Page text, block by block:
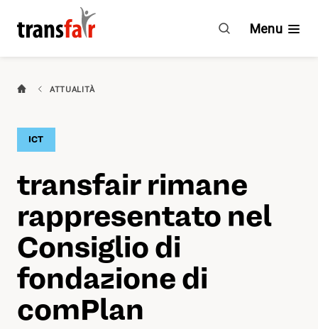
rimane
nel
comPlan
Attualità
Agenda
Categorie
Impegno
Chi è transfair?
Vantaggi
Menu
ATTUALITÀ
ICT
transfair rimane
rappresentato nel
Consiglio di
fondazione di
comPlan